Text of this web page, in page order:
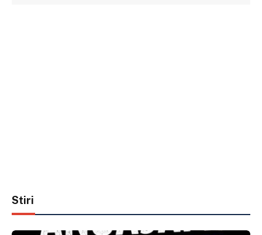
Stiri